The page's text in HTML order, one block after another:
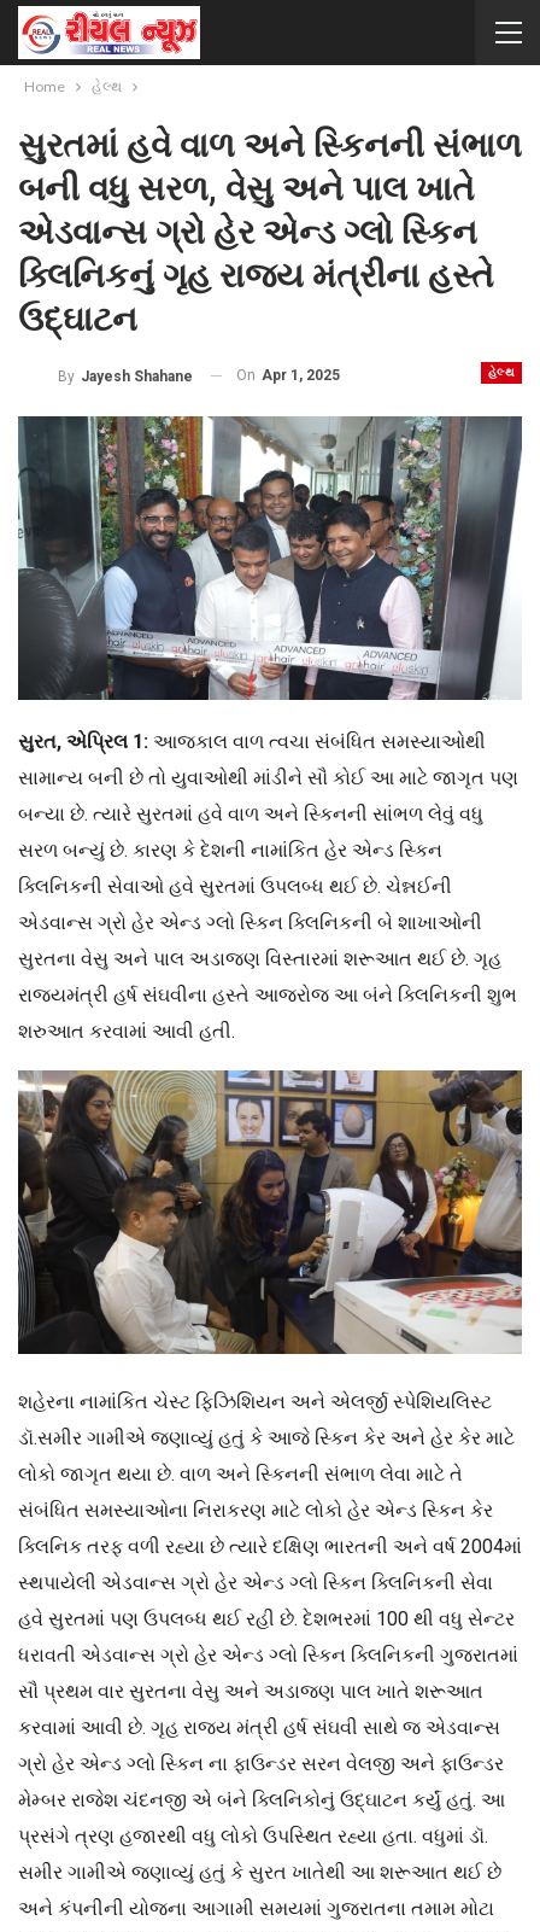
Home હેલ્થ
સુરતમાં હવે વાળ અને સ્કિનની સંભાળ
બની વધુ સરળ, વેસુ અને પાલ ખાતે
એડવાન્સ ગ્રો હેર એન્ડ ગ્લો સ્કિન
ક્લિનિકનું ગૃહ રાજ્ય મંત્રીના હસ્તે
ઉદ્ઘાટન
હેલ્થ
By Jayesh Shahane On Apr 1, 2025
સુરત, એપ્રિલ 1: આજકાલ વાળ ત્વચા સંબંધિત સમસ્યાઓથી
સામાન્ય બની છે તો યુવાઓથી માંડીને સૌ કોઈ આ માટે જાગૃત પણ
બન્યા છે. ત્યારે સુરતમાં હવે વાળ અને સ્કિનની સાંભળ લેવું વધુ
સરળ બન્યું છે. કારણ કે દેશની નામાંકિત હેર એન્ડ સ્કિન
ક્લિનિકની સેવાઓ હવે સુરતમાં ઉપલબ્ધ થઈ છે. ચેન્નઈની
એડવાન્સ ગ્રો હેર એન્ડ ગ્લો સ્કિન ક્લિનિકની બે શાખાઓની
સુરતના વેસુ અને પાલ અડાજણ વિસ્તારમાં શરૂઆત થઈ છે. ગૃહ
રાજ્યમંત્રી હર્ષ સંઘવીના હસ્તે આજરોજ આ બંને ક્લિનિકની શુભ
શરુઆત કરવામાં આવી હતી.
શહેરના નામાંકિત ચેસ્ટ ફિઝિશિયન અને એલર્જી સ્પેશિયલિસ્ટ
ડૉ.સમીર ગામીએ જણાવ્યું હતું કે આજે સ્કિન કેર અને હેર કેર માટે
લોકો જાગૃત થયા છે. વાળ અને સ્કિનની સંભાળ લેવા માટે તે
સંબંધિત સમસ્યાઓના નિરાકરણ માટે લોકો હેર એન્ડ સ્કિન કેર
ક્લિનિક તરફ વળી રહ્યા છે ત્યારે દક્ષિણ ભારતની અને વર્ષ 2004માં
સ્થપાયેલી એડવાન્સ ગ્રો હેર એન્ડ ગ્લો સ્કિન ક્લિનિકની સેવા
હવે સુરતમાં પણ ઉપલબ્ધ થઈ રહી છે. દેશભરમાં 100 થી વધુ સેન્ટર
ધરાવતી એડવાન્સ ગ્રો હેર એન્ડ ગ્લો સ્કિન ક્લિનિકની ગુજરાતમાં
સૌ પ્રથમ વાર સુરતના વેસુ અને અડાજણ પાલ ખાતે શરૂઆત
કરવામાં આવી છે. ગૃહ રાજ્ય મંત્રી હર્ષ સંઘવી સાથે જ એડવાન્સ
ગ્રો હેર એન્ડ ગ્લો સ્કિન ના ફાઉન્ડર સરન વેલજી અને ફાઉન્ડર
મેમ્બર રાજેશ ચંદનજી એ બંને ક્લિનિકોનું ઉદ્ઘાટન કર્યું હતું. આ
પ્રસંગે ત્રણ હજારથી વધુ લોકો ઉપસ્થિત રહ્યા હતા. વધુમાં ડૉ.
સમીર ગામીએ જણાવ્યું હતું કે સુરત ખાતેથી આ શરૂઆત થઈ છે
અને કંપનીની યોજના આગામી સમયમાં ગુજરાતના તમામ મોટા